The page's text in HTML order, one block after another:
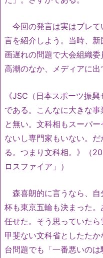
今回の発言は実はブレて
言を紹介しよう。当時、
画遅れの問題で大会組織
高潮のなか、メディアに出
《JSC（日本スポーツ振
である。こんなに大きな
と無い。文科相もスーパ
ないし専門家もいない。
る。つまり文科相。》（
ロスファイア」）
森喜朗的に言うなら、自
杯も東京五輪も決まった
任せた。そう思っていた
甲斐ない文科省としたた
台問題でも「一番悪いの